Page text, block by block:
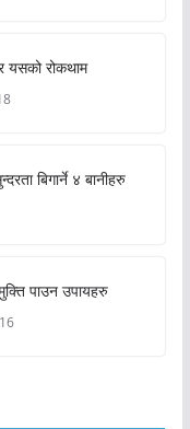
यसको रोकथाम
बिगार्ने ४ बानीहरु
पाउन उपायहरु